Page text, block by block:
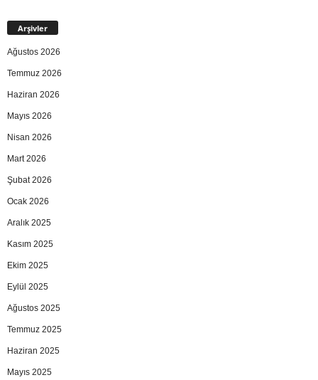
Arşivler
Ağustos 2026
Temmuz 2026
Haziran 2026
Mayıs 2026
Nisan 2026
Mart 2026
Şubat 2026
Ocak 2026
Aralık 2025
Kasım 2025
Ekim 2025
Eylül 2025
Ağustos 2025
Temmuz 2025
Haziran 2025
Mayıs 2025